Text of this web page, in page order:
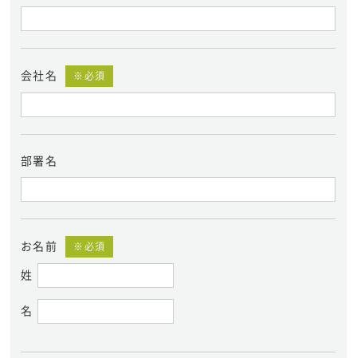
会社名 ※必須
部署名
お名前 ※必須
姓
名